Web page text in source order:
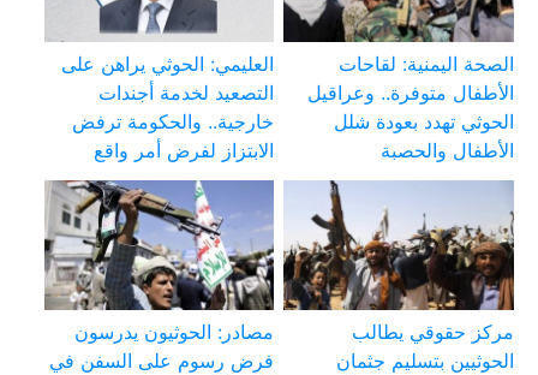
الصحة اليمنية: لقاحات
الأطفال متوفرة.. وعراقيل
الحوثي تهدد بعودة شلل
الأطفال والحصبة
العليمي: الحوثي يراهن على
التصعيد لخدمة أجندات
خارجية.. والحكومة ترفض
الابتزاز لفرض أمر واقع
مركز حقوقي يطالب
الحوثيين بتسليم جثمان
مصادر: الحوثيون يدرسون
فرض رسوم على السفن في